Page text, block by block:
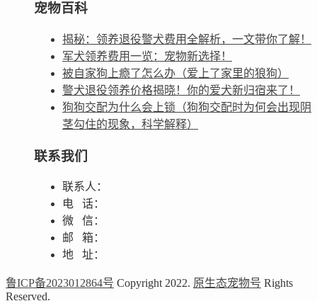
宠物百科
揭秘：领养退役警犬费用全解析，一文带你了解！
军犬领养费用一览：宠物新选择！
被自家狗上瘾了怎么办（爱上了家里的狼狗）
警犬退役领养价格揭晓！你的爱犬新归宿来了！
狗狗交配为什么会上锁（狗狗交配时为何会出现阴
茎勾住的现象，科学解释）
联系我们
联系人：
电 话：
微 信：
邮 箱：
地 址：
鲁ICP备2023012864号 Copyright 2022. 原生态宠物号 Rights
Reserved.